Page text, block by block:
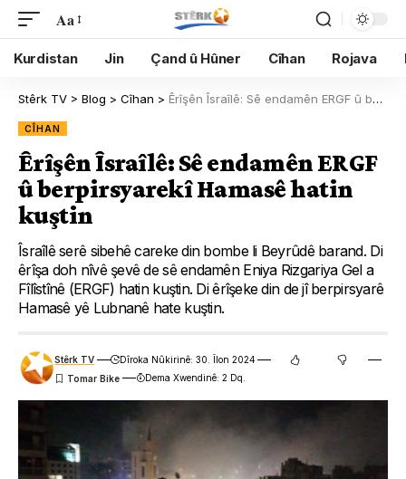
Aa
Kurdistan Jin Çand û Hûner Cîhan Rojava
Stêrk TV > Blog > Cîhan > Êrîşên Îsraîlê: Sê endamên ERGF û berpirsyarekî Hamasê hatin kuştin
CÎHAN
Êrîşên Îsraîlê: Sê endamên ERGF
û berpirsyarekî Hamasê hatin
kuştin
Îsraîlê serê sibehê careke din bombe li Beyrûdê barand. Di
êrîşa doh nîvê şevê de sê endamên Eniya Rizgariya Gel a
Fîlîstînê (ERGF) hatin kuştin. Di êrîşeke din de jî berpirsyarê
Hamasê yê Lubnanê hate kuştin.
Stêrk TV
Dîroka Nûkirinê: 30. Îlon 2024
Dema Xwendinê: 2 Dq.